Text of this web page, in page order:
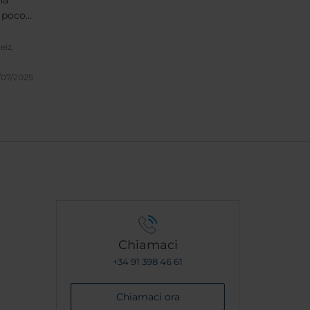
07/2025
Chiamaci
+34 91 398 46 61
Chiamaci ora